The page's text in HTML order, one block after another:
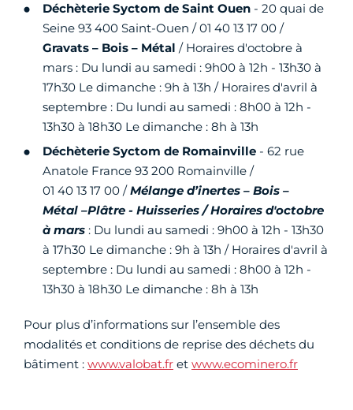
Déchèterie Syctom de Saint Ouen - 20 quai de
Seine 93 400 Saint-Ouen / 01 40 13 17 00 /
Gravats – Bois – Métal / Horaires d'octobre à
mars : Du lundi au samedi : 9h00 à 12h - 13h30 à
17h30 Le dimanche : 9h à 13h / Horaires d'avril à
septembre : Du lundi au samedi : 8h00 à 12h -
13h30 à 18h30 Le dimanche : 8h à 13h
Déchèterie Syctom de Romainville - 62 rue
Anatole France 93 200 Romainville /
01 40 13 17 00 /Mélange d’inertes – Bois –
Métal –Plâtre - Huisseries / Horaires d'octobre
à mars : Du lundi au samedi : 9h00 à 12h - 13h30
à 17h30 Le dimanche : 9h à 13h / Horaires d'avril à
septembre : Du lundi au samedi : 8h00 à 12h -
13h30 à 18h30 Le dimanche : 8h à 13h
Pour plus d’informations sur l’ensemble des
modalités et conditions de reprise des déchets du
bâtiment : www.valobat.fr et www.ecominero.fr